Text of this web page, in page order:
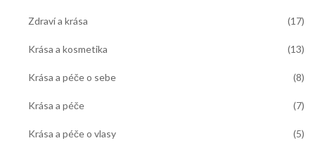
Zdraví a krása (17)
Krása a kosmetika (13)
Krása a péče o sebe (8)
Krása a péče (7)
Krása a péče o vlasy (5)